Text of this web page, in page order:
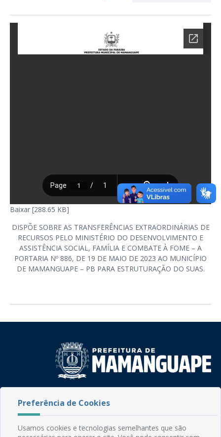
Baixar [288.65 KB]
DISPÕE SOBRE AS TRANSFERÊNCIAS EXTRAORDINÁRIAS DE
RECURSOS PELO MINISTÉRIO DO DESENVOLVIMENTO E
ASSISTÊNCIA SOCIAL, FAMÍLIA E COMBATE À FOME – A
PORTARIA Nº 886, DE 19 DE MAIO DE 2023 AO MUNICÍPIO
DE MAMANGUAPE – PB PARA ESTRUTURAÇÃO DO SUAS.
CEP: 58.280-000 - Mamanguape/PB
Fone: (83) 3292-2246
Email: comunicacao@mamanguape.pb.gov.br
Preferência de Cookies
Usamos cookies e tecnologias semelhantes que são